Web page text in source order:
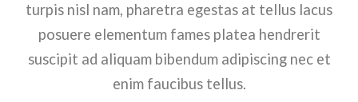
turpis nisl nam, pharetra egestas at tellus lacus
posuere elementum fames platea hendrerit
suscipit ad aliquam bibendum adipiscing nec et
enim faucibus tellus.